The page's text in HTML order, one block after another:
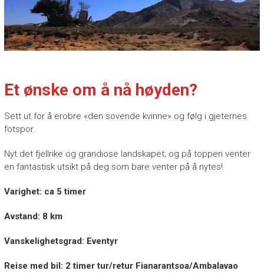
Et ønske om å nå høyden?
Sett ut for å erobre «den sovende kvinne» og følg i gjeternes
fotspor.
Nyt det fjellrike og grandiose landskapet; og på toppen venter
en fantastisk utsikt på deg som bare venter på å nytes!
Varighet: ca 5 timer
Avstand: 8 km
Vanskelighetsgrad: Eventyr
Reise med bil: 2 timer tur/retur Fianarantsoa/Ambalavao